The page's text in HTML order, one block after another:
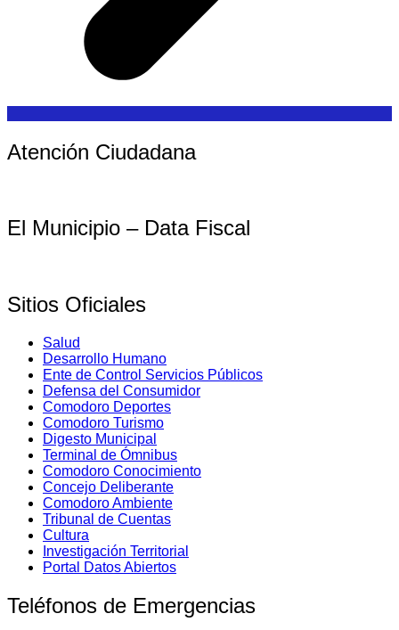
Atención Ciudadana
El Municipio – Data Fiscal
Sitios Oficiales
Salud
Desarrollo Humano
Ente de Control Servicios Públicos
Defensa del Consumidor
Comodoro Deportes
Comodoro Turismo
Digesto Municipal
Terminal de Ómnibus
Comodoro Conocimiento
Concejo Deliberante
Comodoro Ambiente
Tribunal de Cuentas
Cultura
Investigación Territorial
Portal Datos Abiertos
Teléfonos de Emergencias